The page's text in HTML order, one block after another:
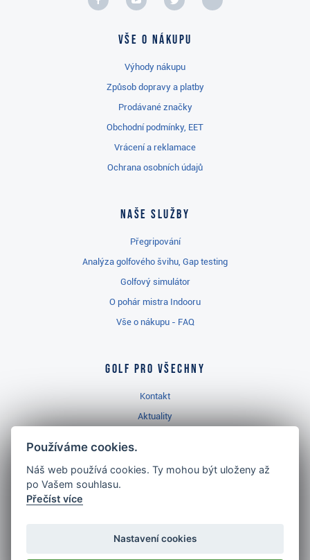
Vše o nákupu
Výhody nákupu
Způsob dopravy a platby
Prodávané značky
Obchodní podmínky, EET
Vrácení a reklamace
Ochrana osobních údajů
Naše služby
Přegripování
Analýza golfového švihu, Gap testing
Golfový simulátor
O pohár mistra Indooru
Vše o nákupu - FAQ
Golf pro všechny
Kontakt
Aktuality
Golfový slovník
Používáme cookies.
Náš web používá cookies. Ty mohou být uloženy až
po Vašem souhlasu.
Přečíst více
Nastavení cookies